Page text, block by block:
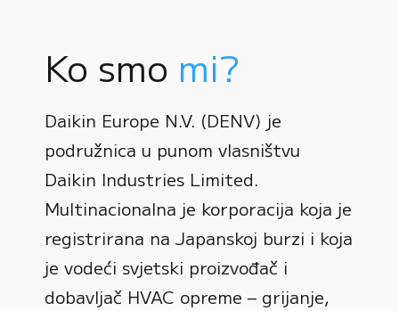
Ko smo mi?
Daikin Europe N.V. (DENV) je
podružnica u punom vlasništvu
Daikin Industries Limited.
Multinacionalna je korporacija koja je
registrirana na Japanskoj burzi i koja
je vodeći svjetski proizvođač i
dobavljač HVAC opreme – grijanje,
0